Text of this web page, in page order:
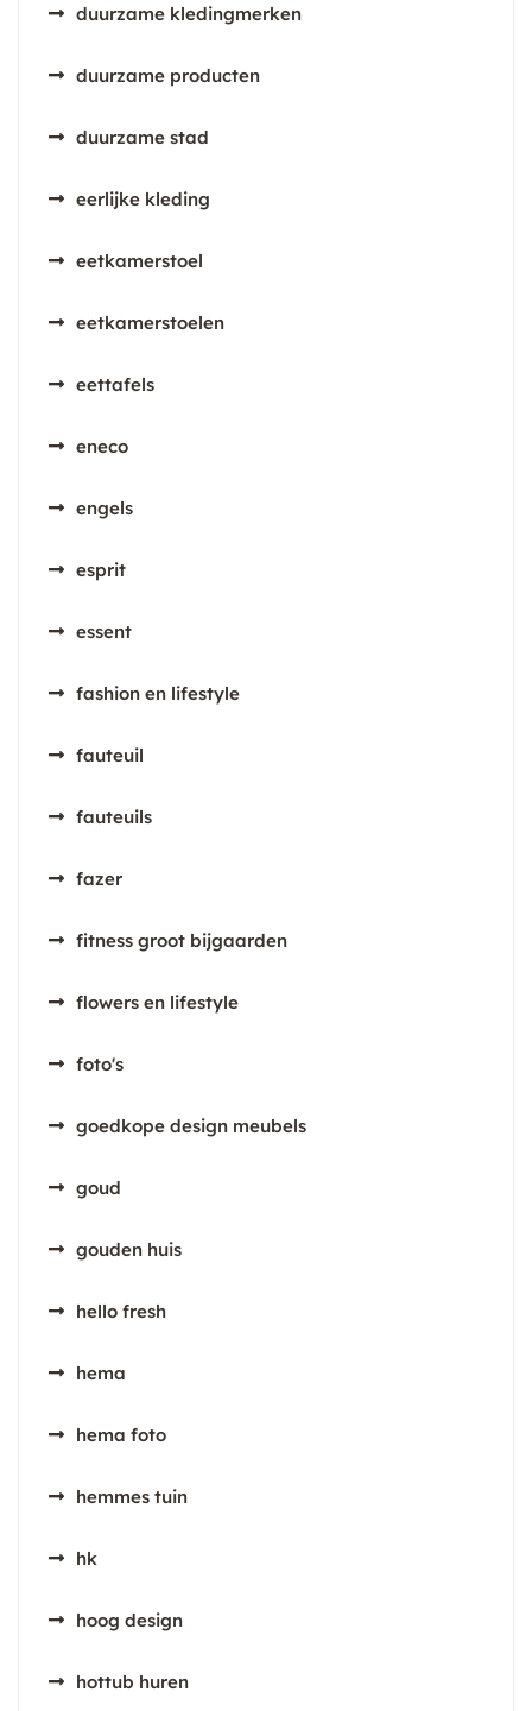
duurzame kledingmerken
duurzame producten
duurzame stad
eerlijke kleding
eetkamerstoel
eetkamerstoelen
eettafels
eneco
engels
esprit
essent
fashion en lifestyle
fauteuil
fauteuils
fazer
fitness groot bijgaarden
flowers en lifestyle
foto's
goedkope design meubels
goud
gouden huis
hello fresh
hema
hema foto
hemmes tuin
hk
hoog design
hottub huren